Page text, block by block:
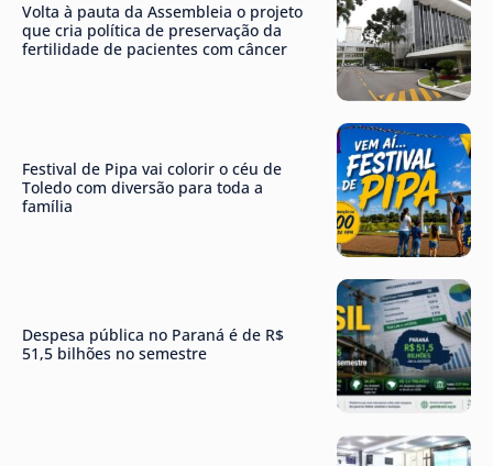
Volta à pauta da Assembleia o projeto
que cria política de preservação da
fertilidade de pacientes com câncer
Festival de Pipa vai colorir o céu de
Toledo com diversão para toda a
família
Despesa pública no Paraná é de R$
51,5 bilhões no semestre